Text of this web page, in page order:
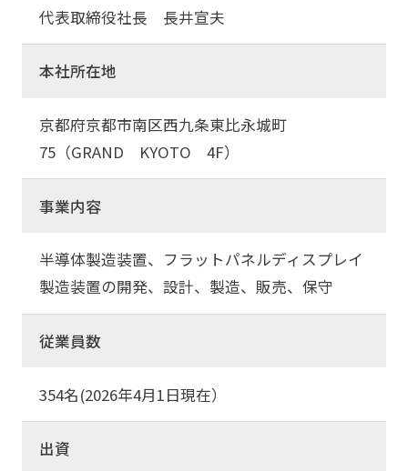
代表取締役社長 長井宣夫
本社所在地
京都府京都市南区西九条東比永城町
75（GRAND KYOTO 4F）
事業内容
半導体製造装置、フラットパネルディスプレイ
製造装置の開発、設計、製造、販売、保守
従業員数
354名(2026年4月1日現在）
出資